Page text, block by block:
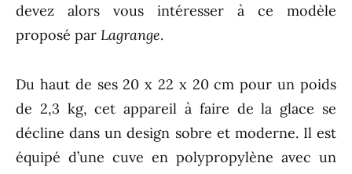
devez alors vous intéresser à ce modèle
proposé par Lagrange.
Du haut de ses 20 x 22 x 20 cm pour un poids
de 2,3 kg, cet appareil à faire de la glace se
décline dans un design sobre et moderne. Il est
équipé d’une cuve en polypropylène avec un